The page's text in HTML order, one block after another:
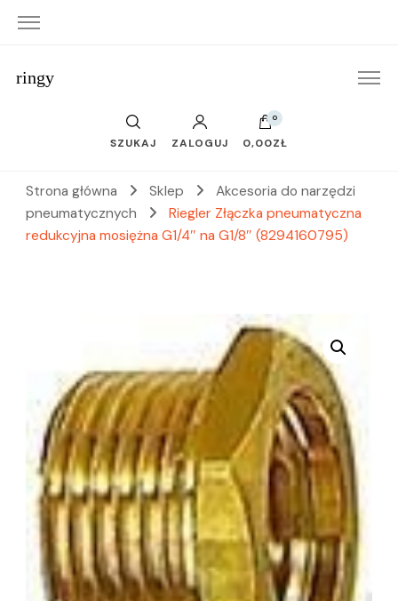
ringy
SZUKAJ ZALOGUJ
0
0,00ZŁ
Strona główna Sklep
Akcesoria do narzędzi
pneumatycznych
Riegler Złączka pneumatyczna
redukcyjna mosiężna G1/4″ na G1/8″ (8294160795)